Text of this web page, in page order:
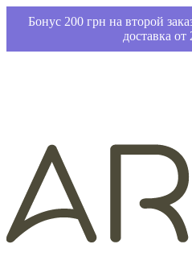
Бонус 200 грн на второй
доставка от